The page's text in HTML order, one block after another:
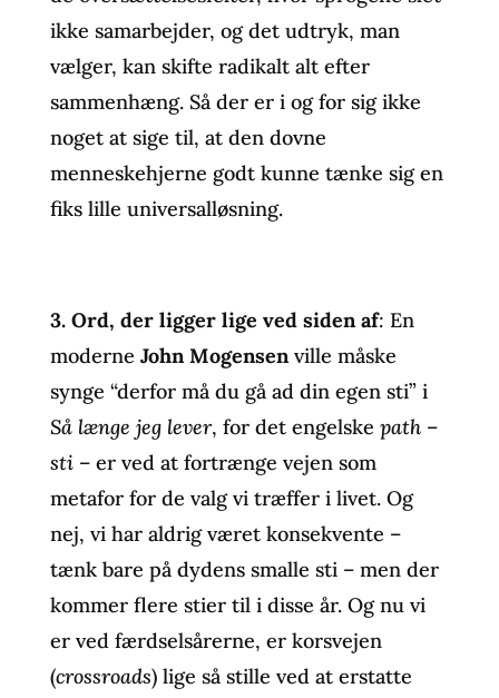
ikke samarbejder, og det udtryk, man
vælger, kan skifte radikalt alt efter
sammenhæng. Så der er i og for sig ikke
noget at sige til, at den dovne
menneskehjerne godt kunne tænke sig en
fiks lille universalløsning.
3.Ord, der ligger lige ved siden af: En
moderne John Mogensenville måske
synge “derfor må du gå ad din egen sti” i
Så længe jeg lever, for det engelske path–
sti– er ved at fortrænge vejen som
metafor for de valg vi træffer i livet. Og
nej, vi har aldrig været konsekvente –
tænk bare på dydens smalle sti – men der
kommer flere stier til i disse år. Og nu vi
er ved færdselsårerne, er korsvejen
(crossroads) lige så stille ved at erstatte